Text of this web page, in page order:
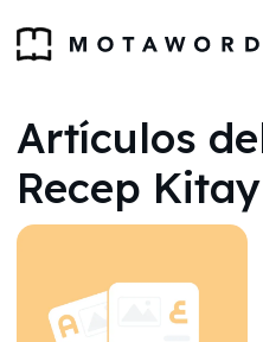
Artículos
Recep Kitay